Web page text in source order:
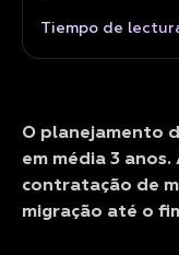
Tiempo de
O planejamento
em média 3
contratação de
migração até o